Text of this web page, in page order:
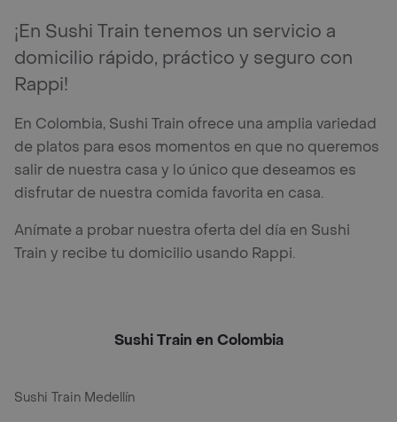
¡En Sushi Train tenemos un servicio a
domicilio rápido, práctico y seguro con
Rappi!
En Colombia, Sushi Train ofrece una amplia variedad
de platos para esos momentos en que no queremos
salir de nuestra casa y lo único que deseamos es
disfrutar de nuestra comida favorita en casa.
Anímate a probar nuestra oferta del día en Sushi
Train y recibe tu domicilio usando Rappi.
Sushi Train en Colombia
Sushi Train Medellín